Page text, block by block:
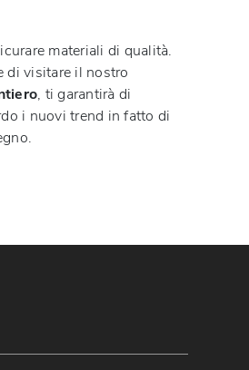
materiali di qualità.
di visitare il nostro
, ti garantirà di
i nuovi trend in fatto di